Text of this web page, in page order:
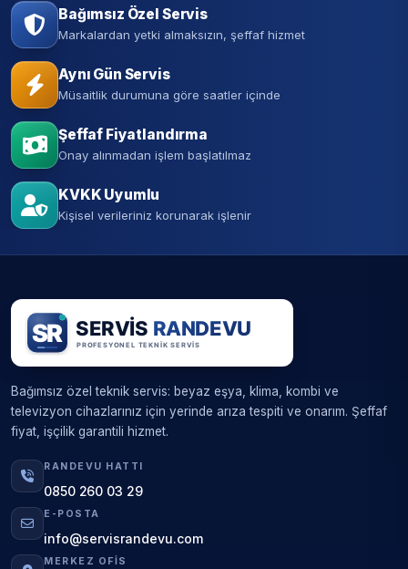
Bağımsız Özel Servis
Markalardan yetki almaksızın, şeffaf hizmet
Aynı Gün Servis
Müsaitlik durumuna göre saatler içinde
Şeffaf Fiyatlandırma
Onay alınmadan işlem başlatılmaz
KVKK Uyumlu
Kişisel verileriniz korunarak işlenir
Bağımsız özel teknik servis: beyaz eşya, klima, kombi ve
televizyon cihazlarınız için yerinde arıza tespiti ve onarım. Şeffaf
fiyat, işçilik garantili hizmet.
RANDEVU HATTI
0850 260 03 29
E-POSTA
info@servisrandevu.com
MERKEZ OFIS